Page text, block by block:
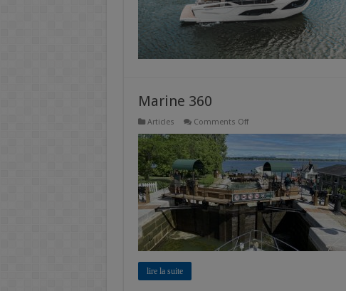
Marine 360
Articles Comments Offon
lire la suite